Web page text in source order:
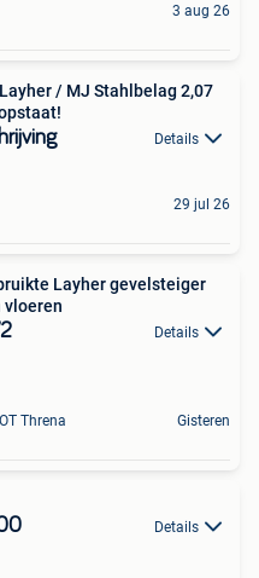
3 aug 26
/ MJ Stahlbelag 2,07
Details
29 jul 26
Layher gevelsteiger
vloeren
Details
Threna Gisteren
Details